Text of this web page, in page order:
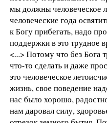
мы должны человеческое
человеческие года
к Богу прибегать, надо
поддержки в это трудное
<...> Потому что без Бога
что-то сделать и даже
это человеческое
жизнь, свое поведение
нас было хорошо,
нам даровал силу,